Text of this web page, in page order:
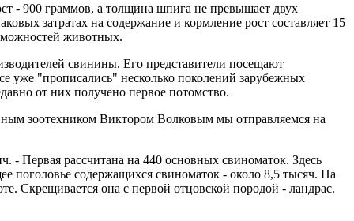
- 900 граммов, а толщина шпига не превышает двух
затратах на содержание и кормление рост составляет 15
животных.
свинины. Его представители посещают
уже "прописались" несколько поколений зарубежных
от них получено первое потомство.
зоотехником Виктором Волковым мы отправляемся на
- Первая рассчитана на 440 основных свиноматок. Здесь
поголовье содержащихся свиноматок - около 8,5 тысяч. На
Скрещивается она с первой отцовской породой - ландрас.